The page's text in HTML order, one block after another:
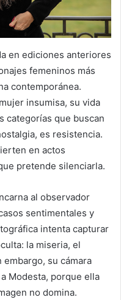
en ediciones anteriores
femeninos más
contemporánea.
insumisa, su vida
categorías que buscan
es resistencia.
en actos
pretende silenciarla.
al observador
sentimentales y
intenta capturar
la miseria, el
su cámara
Modesta, porque ella
no domina.